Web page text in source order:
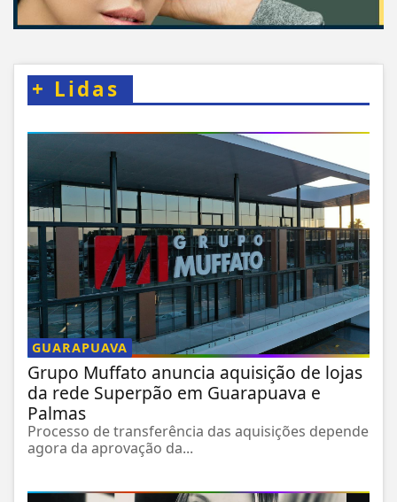
+ Lidas
GUARAPUAVA
Grupo Muffato anuncia aquisição de lojas
da rede Superpão em Guarapuava e
Palmas
Processo de transferência das aquisições depende
agora da aprovação da...